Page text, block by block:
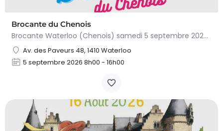
Brocante du Chenois
Brocante Waterloo (Chenois) samedi 5 septembre 2026 (8 à 16h) L’asbl Cap’Chenois vous propose de vendre et…
Av. des Paveurs 48, 1410 Waterloo
5 septembre 2026 8h00 - 16h00